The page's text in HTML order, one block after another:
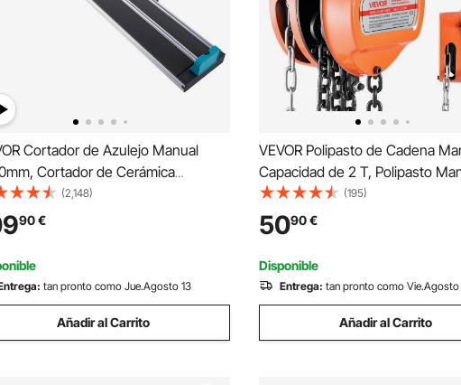
Cortador de Azulejo Manual
Cortador de Cerámica
con Guía Láser Ajustable de
Precisión, Máquina de Corte de
para Cortar Azulejos, Piedra,
Ordinarias
(2,148)
90€
tan pronto como Jue.Agosto 13
Añadir al Carrito
VEVOR Polipasto de Cadena
Capacidad de 2 T, Polipasto
Cadena Galvanizada G80
Altura de Elevación de 3 m, para
Almacén y Maquinaria
Naranja
(195)
5090€
Disponible
Entrega: tan pronto como Vie.Agosto
Añadir al Carrito